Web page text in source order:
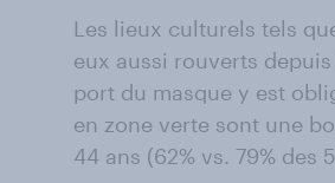
Les lieux culturels tels
eux aussi rouverts
port du masque y est
en zone verte sont une
44 ans (62% vs. 79% des